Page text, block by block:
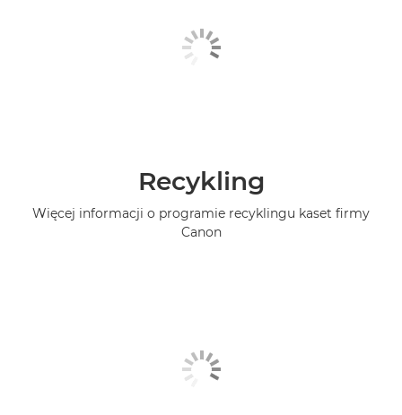
Recykling
Więcej informacji o programie recyklingu kaset firmy
Canon